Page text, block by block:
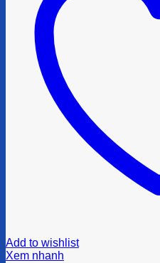
Add to wishlist
Xem nhanh